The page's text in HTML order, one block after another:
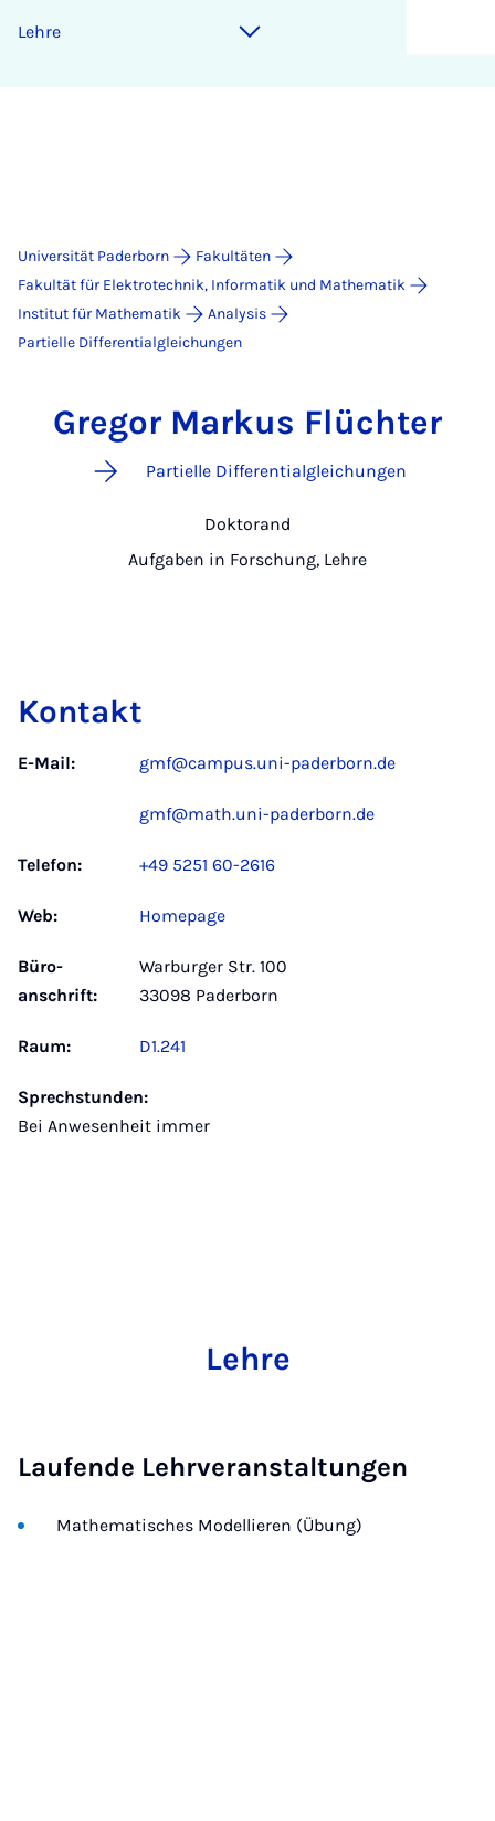
Lehre
Universität Paderborn
Fakultäten
Fakultät für Elektrotechnik, Informatik und Mathematik
Institut für Mathematik
Analysis
Partielle Differentialgleichungen
Gregor Markus Flüchter
Partielle Differentialgleichungen
Doktorand
Aufgaben in Forschung, Lehre
Kontakt
E-Mail: gmf@campus.uni-paderborn.de
gmf@math.uni-paderborn.de
Telefon: +49 5251 60-2616
Web: Homepage
Büro­
anschrift:
Warburger Str. 100
33098 Paderborn
Raum: D1.241
Sprechstunden:
Bei Anwesenheit immer
Lehre
Laufende Lehrveranstaltungen
Mathematisches Modellieren (Übung)